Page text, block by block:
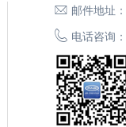
邮件地址：
电话咨询：